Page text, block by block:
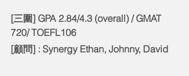
[三圍] GPA 2.84/4.3 (overall) / GMAT
720/ TOEFL106
[顧問] : Synergy Ethan, Johnny, David